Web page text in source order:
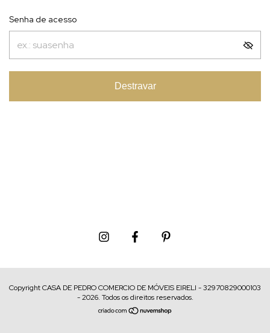
Senha de acesso
Destravar
Copyright CASA DE PEDRO COMERCIO DE MÓVEIS EIRELI - 32970829000103
- 2026. Todos os direitos reservados.